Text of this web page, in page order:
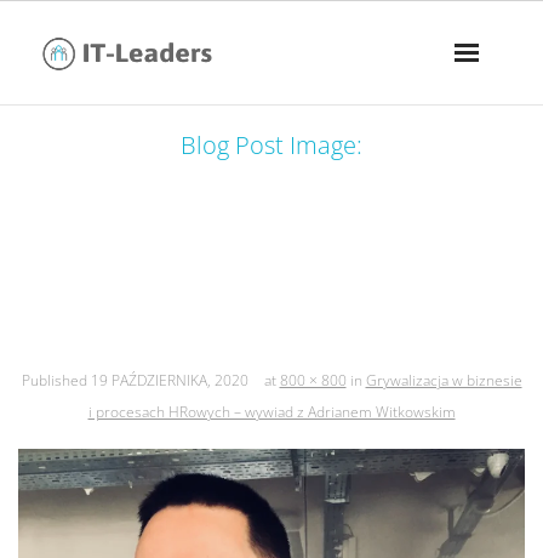
Blog Post Image:
Published 19 PAŹDZIERNIKA, 2020 at800 × 800 in Grywalizacja w biznesie
i procesach HRowych – wywiad z Adrianem Witkowskim